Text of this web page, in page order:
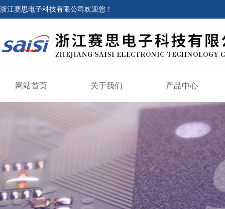
浙江赛思电子科技有限公司欢迎您！
网站首页 关于我们 产品中心